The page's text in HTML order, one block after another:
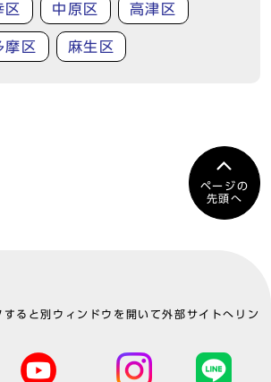
区 中原区 高津区
摩区 麻生区
ページの
先頭へ
ると別ウィンドウを開いて外部サイトへリン